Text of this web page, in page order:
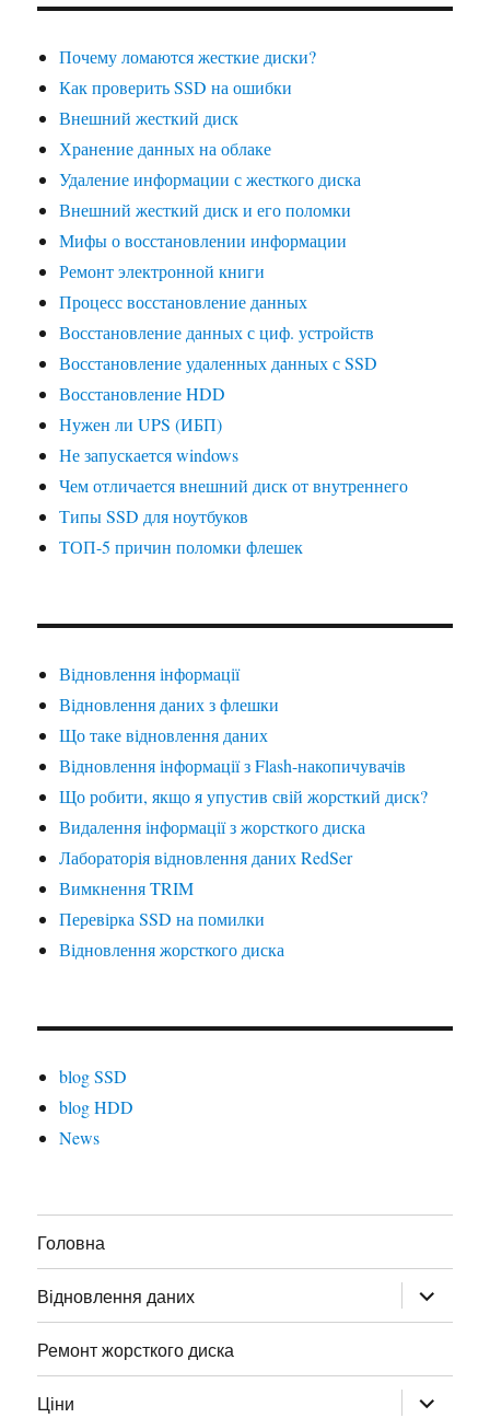
Почему ломаются жесткие диски?
Как проверить SSD на ошибки
Внешний жесткий диск
Хранение данных на облаке
Удаление информации с жесткого диска
Внешний жесткий диск и его поломки
Мифы о восстановлении информации
Ремонт электронной книги
Процесс восстановление данных
Восстановление данных с циф. устройств
Восстановление удаленных данных с SSD
Восстановление HDD
Нужен ли UPS (ИБП)
Не запускается windows
Чем отличается внешний диск от внутреннего
Типы SSD для ноутбуков
ТОП-5 причин поломки флешек
Відновлення інформації
Відновлення даних з флешки
Що таке відновлення даних
Відновлення інформації з Flash-накопичувачів
Що робити, якщо я упустив свій жорсткий диск?
Видалення інформації з жорсткого диска
Лабораторія відновлення даних RedSer
Вимкнення TRIM
Перевірка SSD на помилки
Відновлення жорсткого диска
blog SSD
blog HDD
News
Головна
Відновлення даних
Ремонт жорсткого диска
Ціни